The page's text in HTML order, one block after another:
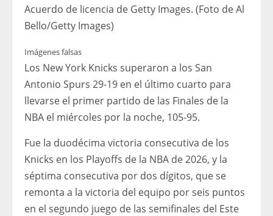
Acuerdo de licencia de Getty Images. (Foto de Al
Bello/Getty Images)
Imágenes falsas
Los New York Knicks superaron a los San
Antonio Spurs 29-19 en el último cuarto para
llevarse el primer partido de las Finales de la
NBA el miércoles por la noche, 105-95.
Fue la duodécima victoria consecutiva de los
Knicks en los Playoffs de la NBA de 2026, y la
séptima consecutiva por dos dígitos, que se
remonta a la victoria del equipo por seis puntos
en el segundo juego de las semifinales del Este